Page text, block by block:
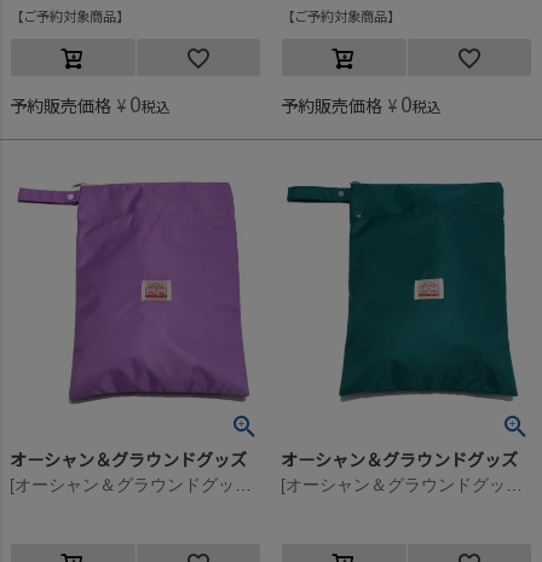
ご予約対象商品
予約販売価格 ¥ 0税込
ご予約対象商品
予約販売価格 ¥ 0税込
オーシャン＆グラウンドグッズ オーシャン＆グラウンドグッズ